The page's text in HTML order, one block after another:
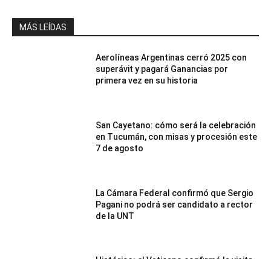
MÁS LEÍDAS
Aerolíneas Argentinas cerró 2025 con
superávit y pagará Ganancias por
primera vez en su historia
San Cayetano: cómo será la celebración
en Tucumán, con misas y procesión este
7 de agosto
La Cámara Federal confirmó que Sergio
Pagani no podrá ser candidato a rector
de la UNT